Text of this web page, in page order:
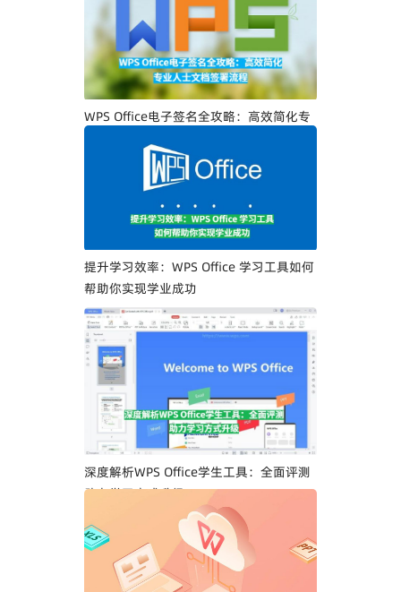
WPS Office电子签名全攻略：高效简化专
提升学习效率：WPS Office 学习工具如何
帮助你实现学业成功
深度解析WPS Office学生工具：全面评测
助力学习方式升级